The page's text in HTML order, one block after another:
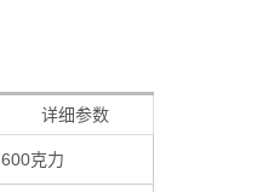
详细参数
600克力